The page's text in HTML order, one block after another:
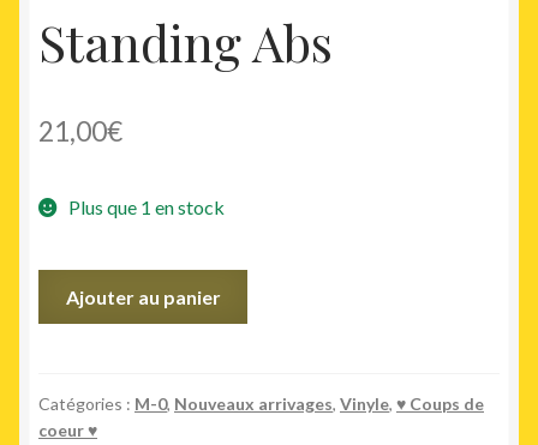
Standing Abs
21,00€
Plus que 1 en stock
Ajouter au panier
Catégories : M-0, Nouveaux arrivages, Vinyle, ♥︎ Coups de
coeur ♥︎